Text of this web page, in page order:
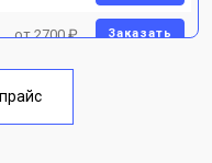
от 2700 ₽ Заказать
от 1750 ₽